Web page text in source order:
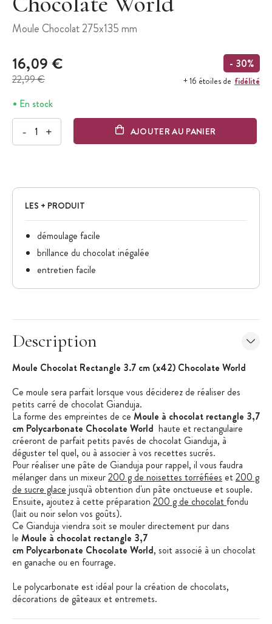
Moule Chocolat 275x135 mm
16,09 €
22,99 €
- 30%
+ 16 étoiles de fidélité
En stock
- + AJOUTER AU PANIER
LES + PRODUIT
démoulage facile
brillance du chocolat inégalée
entretien facile
Description
Moule Chocolat Rectangle 3.7 cm (x42) Chocolate World
Ce moule sera parfait lorsque vous déciderez de réaliser des
petits carré de chocolat Gianduja.
La forme des empreintes de ce Moule à chocolat rectangle 3,7
cm Polycarbonate Chocolate World haute et rectangulaire
créeront de parfait petits pavés de chocolat Gianduja, à
déguster tel quel, ou à associer à vos recettes sucrés.
Pour réaliser une pâte de Gianduja pour rappel, il vous faudra
mélanger dans un mixeur200 g de noisettes torréfiées et200 g
de sucre glace jusqu'à obtention d'un pâte onctueuse et souple.
Ensuite, ajoutez à cette préparation 200 g de chocolatfondu
(lait ou noir selon vos goûts).
Ce Gianduja viendra soit se mouler directement pur dans
le Moule à chocolat rectangle 3,7
cm Polycarbonate Chocolate World, soit associé à un chocolat
en ganache ou en fourrage.
Le polycarbonate est idéal pour la création de chocolats,
décorations de gâteaux et entremets.